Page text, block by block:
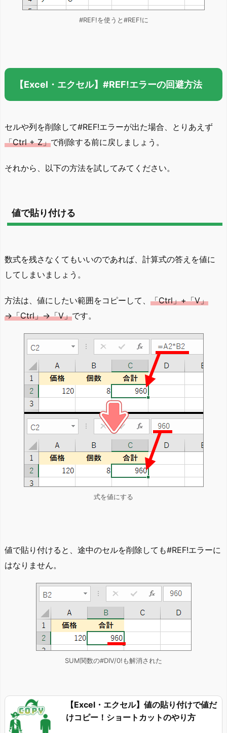
#REF!を使うと#REF!に
【Excel・エクセル】#REF!エラーの回避方法
セルや列を削除して#REF!エラーが出た場合、とりあえず
「Ctrl + Z」で削除する前に戻しましょう。
それから、以下の方法を試してみてください。
値で貼り付ける
数式を残さなくてもいいのであれば、計算式の答えを値に
してしまいましょう。
方法は、値にしたい範囲をコピーして、 「Ctrl」+「V」
→「Ctrl」→「V」です。
式を値にする
値で貼り付けると、途中のセルを削除しても#REF!エラーに
はなりません。
SUM関数の#DIV/0!も解消された
【Excel・エクセル】値の貼り付けで値だ
けコピー！ショートカットのやり方